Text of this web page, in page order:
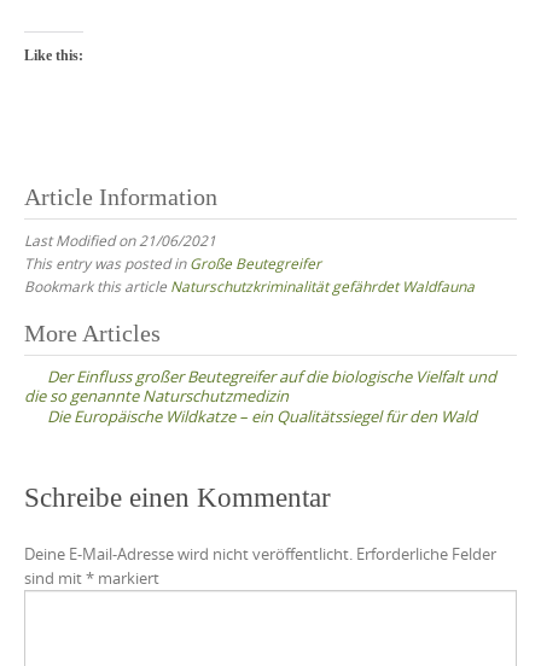
Like this:
Article Information
Last Modified on 21/06/2021
This entry was posted inGroße Beutegreifer
Bookmark this article Naturschutzkriminalität gefährdet Waldfauna
Post
navigation
More Articles
Der Einfluss großer Beutegreifer auf die biologische Vielfalt und
die so genannte Naturschutzmedizin
Die Europäische Wildkatze – ein Qualitätssiegel für den Wald
Schreibe einen Kommentar
Deine E-Mail-Adresse wird nicht veröffentlicht. Erforderliche Felder
sind mit* markiert